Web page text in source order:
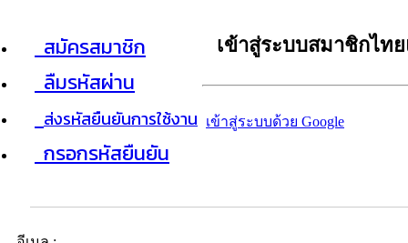
สมัครสมาชิก
ลืมรหัสผ่าน
ส่งรหัสยืนยันการใช้งาน
กรอกรหัสยืนยัน
เข้าสู่ระบบสมาชิกไท
เข้าสู่ระบบด้วย Google